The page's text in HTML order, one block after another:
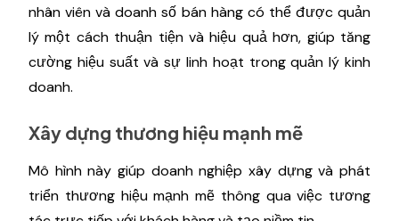
nhân viên và doanh số bán hàng có thể được quản
lý một cách thuận tiện và hiệu quả hơn, giúp tăng
cường hiệu suất và sự linh hoạt trong quản lý kinh
doanh.
Xây dựng thương hiệu mạnh mẽ
Mô hình này giúp doanh nghiệp xây dựng và phát
triển thương hiệu mạnh mẽ thông qua việc tương